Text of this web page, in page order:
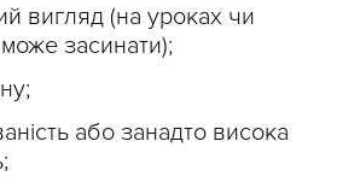
вигляд (на уроках чи
засинати);
або занадто висока